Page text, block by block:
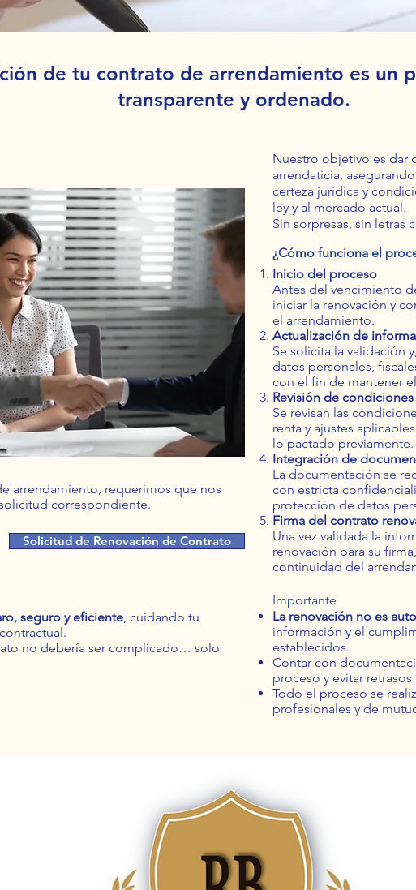
de tu contrato de arrendamiento es un
transparente y ordenado.
arrendamiento, requerimos que nos
correspondiente.
Solicitud de Renovación de Contrato
seguro y eficiente, cuidando tu
no debería ser complicado… solo
Nuestro objetivo es dar
arrendaticia,
certeza jurídica y
ley y al mercado actual.
Sin sorpresas, sin
¿Cómo funciona el
Inicio del proceso
Antes del vencimiento
iniciar la renovación y
el arrendamiento.
Actualización de
Se solicita la validación
datos personales,
con el fin de mantener
Revisión de condiciones
Se revisan las
renta y ajustes
lo pactado previamente.
Integración de
La documentación se
con estricta
protección de datos
Firma del contrato
Una vez validada la
renovación para su
continuidad del
Importante
La renovación no es
información y el
establecidos.
Contar con
proceso y evitar retrasos
Todo el proceso se
profesionales y de